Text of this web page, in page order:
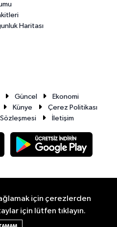
Haritası
Güncel
Ekonomi
Künye
Çerez Politikası
İletişim
için çerezlerden
için lütfen tıklayın.